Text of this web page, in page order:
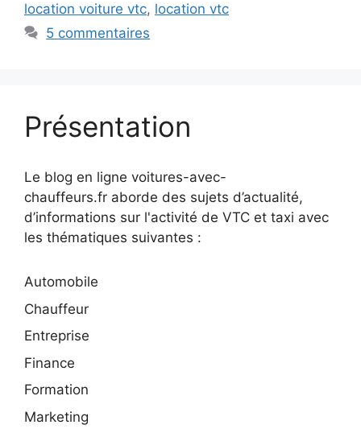
location voiture vtc, location vtc
5 commentaires
Présentation
Le blog en ligne voitures-avec-
chauffeurs.fr aborde des sujets d’actualité,
d’informations sur l'activité de VTC et taxi avec
les thématiques suivantes :
Automobile
Chauffeur
Entreprise
Finance
Formation
Marketing